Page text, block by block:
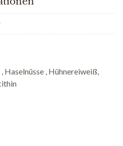
Haselnüsse , Hühnereiweiß,